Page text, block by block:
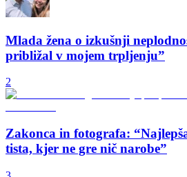
Mlada žena o izkušnji
približal v mojem trpljenju”
2
Zakonca in fotografa:
tista, kjer ne gre nič narobe”